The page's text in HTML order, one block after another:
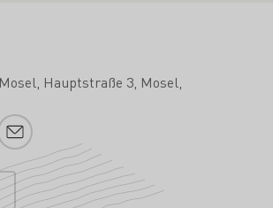
Hauptstraße 3 Mosel
E-Mail-Adresse